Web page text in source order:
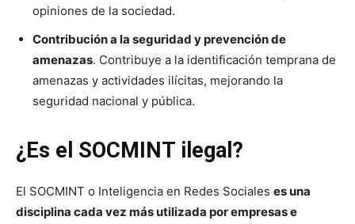
opiniones de la sociedad.
Contribución a la seguridad y prevención de
amenazas. Contribuye a la identificación temprana de
amenazas y actividades ilícitas, mejorando la
seguridad nacional y pública.
¿Es el SOCMINT ilegal?
El SOCMINT o Inteligencia en Redes Sociales es una
disciplina cada vez más utilizada por empresas e